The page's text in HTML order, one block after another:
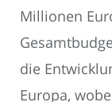
Millionen
die
Europa,